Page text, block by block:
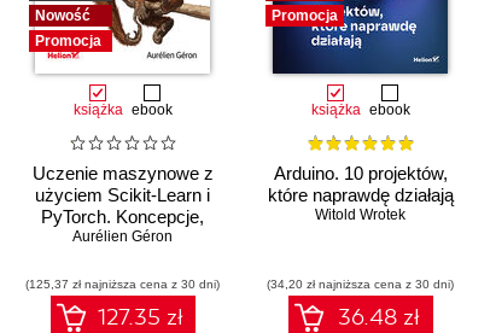
Nowość
Promocja
książka ebook
Uczenie maszynowe z
użyciem Scikit-Learn i
PyTorch. Koncepcje,
narzędzia i techniki
konstruowanie
inteligentnych systemów
Aurélien Géron
(125,37 zł najniższa cena z 30 dni)
127.35 zł
Promocja
książka ebook
Arduino. 10 projektów,
które naprawdę działają
Witold Wrotek
(34,20 zł najniższa cena z 30 dni)
36.48 zł